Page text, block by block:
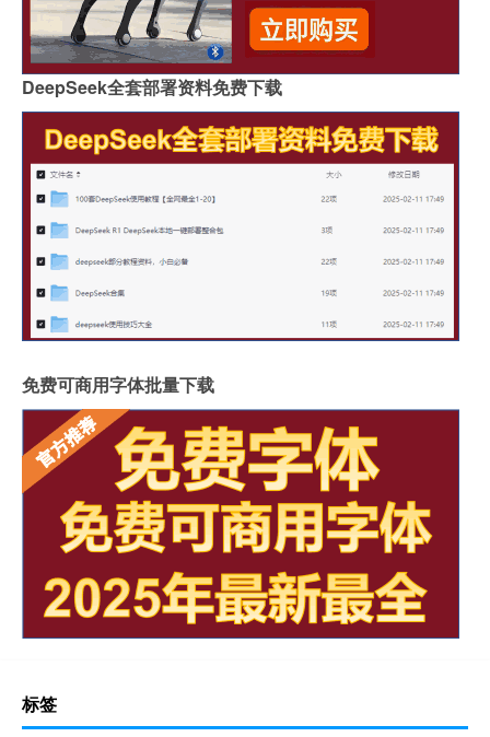
DeepSeek全套部署资料免费下载
免费可商用字体批量下载
标签